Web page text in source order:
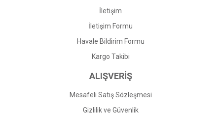
Gönder
İletişim
İletişim Formu
Havale Bildirim Formu
Kargo Takibi
ALIŞVERİŞ
Mesafeli Satış Sözleşmesi
Gizlilik ve Güvenlik